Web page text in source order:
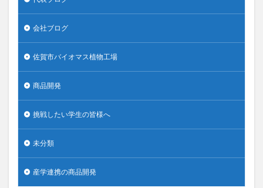
会社ブログ
佐賀市バイオマス植物工場
商品開発
挑戦したい学生の皆様へ
未分類
産学連携の商品開発